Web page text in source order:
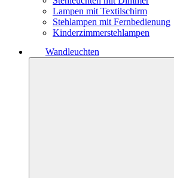
Lampen mit Textilschirm
Stehlampen mit Fernbedienung
Kinderzimmerstehlampen
Wandleuchten